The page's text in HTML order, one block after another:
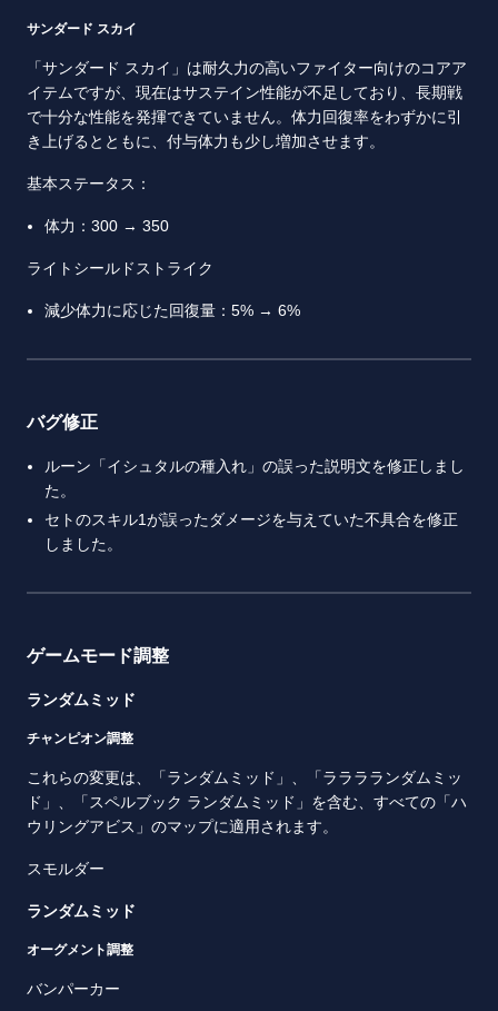
サンダード スカイ
「サンダード スカイ」は耐久力の高いファイター向けのコアア
イテムですが、現在はサステイン性能が不足しており、長期戦
で十分な性能を発揮できていません。体力回復率をわずかに引
き上げるとともに、付与体力も少し増加させます。
基本ステータス：
体力：300 → 350
ライトシールドストライク
減少体力に応じた回復量：5% → 6%
バグ修正
ルーン「イシュタルの種入れ」の誤った説明文を修正しまし
た。
セトのスキル1が誤ったダメージを与えていた不具合を修正
しました。
ゲームモード調整
ランダムミッド
チャンピオン調整
これらの変更は、「ランダムミッド」、「ラララランダムミッ
ド」、「スペルブック ランダムミッド」を含む、すべての「ハ
ウリングアビス」のマップに適用されます。
スモルダー
ランダムミッド
オーグメント調整
バンパーカー